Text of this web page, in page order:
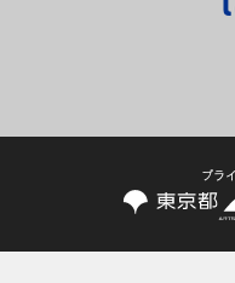
プラ